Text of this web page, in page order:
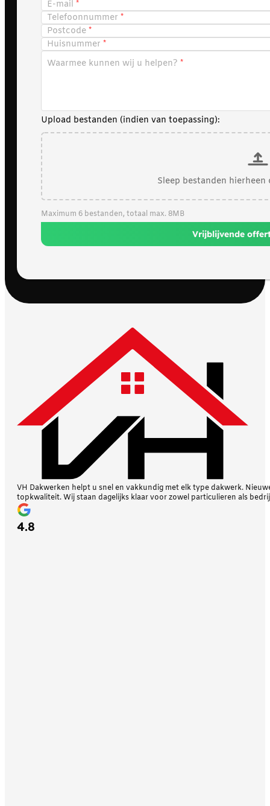
E-mail
Telefoonnummer
Postcode
Huisnummer
Waarmee kunnen wij u helpen?
Upload bestanden (indien van toepassing):
Sleep bestanden
Maximum 6 bestanden, totaal max. 8MB
Vrijblijvende
VH Dakwerken helpt u snel en vakkundig met elk type dakwerk.
topkwaliteit. Wij staan dagelijks klaar voor zowel particulieren als
4.8